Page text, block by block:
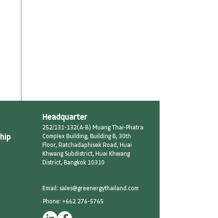
Headquarter
252/131-132(A-B) Muang Thai-Phatra
Complex Building, Building B, 30th
Floor, Ratchadaphisek Road, Huai
Khwang Subdistrict, Huai Khwang
District, Bangkok 10310
Email: sales@greenergythailand.com​
Phone: +662 276-5765